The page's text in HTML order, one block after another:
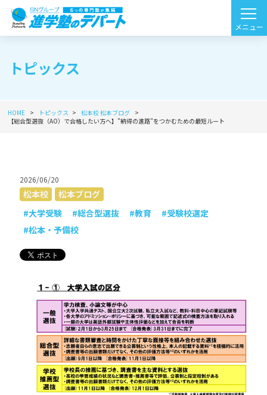
トピックス
HOME トピックス 松本校松本ブログ
【総合型選抜（AO）で合格したい方へ】”納得の進路”をつかむための最短ルート
2026/06/20
松本校
松本ブログ
#大学受験
#総合型選抜 #教育
#受験校選定
#松本・予備校